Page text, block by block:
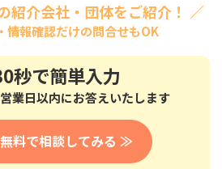
紹介会社・団体をご紹介！ ／
情報確認だけの問合せもOK
秒で簡単入力
業日以内にお答えいたします
料で相談してみる ≫